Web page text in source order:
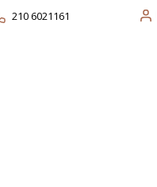
210 6021161